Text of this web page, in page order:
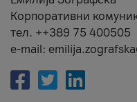
Корпоративни
тел. ++389 75 400505
e-mail: